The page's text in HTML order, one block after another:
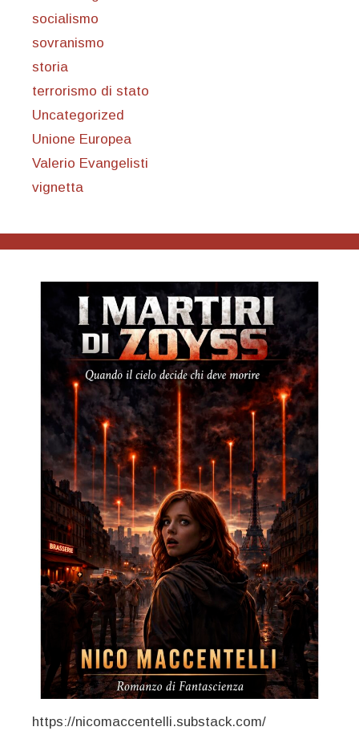
socialismo
sovranismo
storia
terrorismo di stato
Uncategorized
Unione Europea
Valerio Evangelisti
vignetta
https://nicomaccentelli.substack.com/